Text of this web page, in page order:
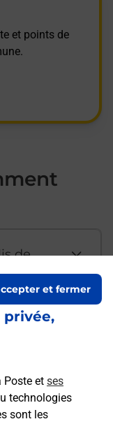
privée,
Poste et ses
technologies
sont les
et fermer
et points de
de
un